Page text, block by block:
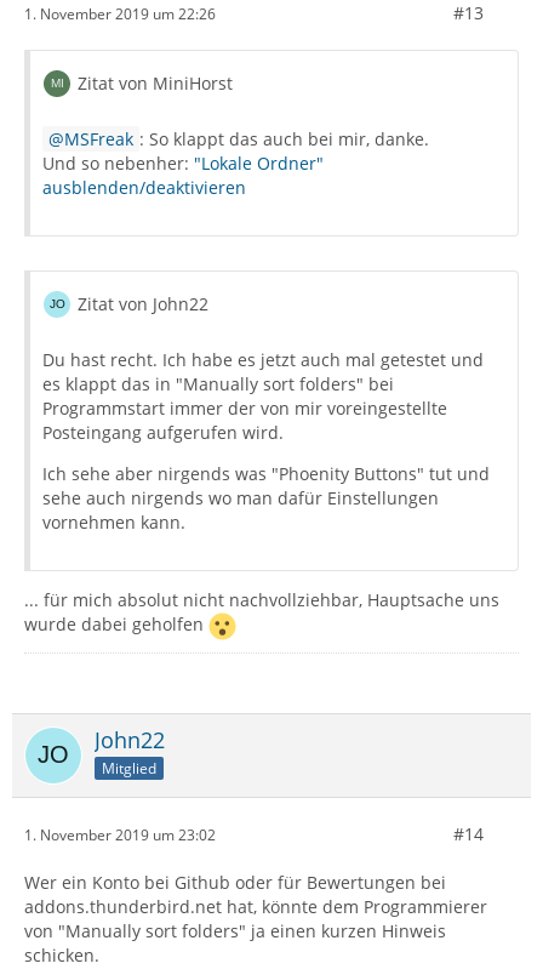
1. November 2019 um 22:26 #13
Zitat von MiniHorst
MSFreak : So klappt das auch bei mir, danke.
Und so nebenher: "Lokale Ordner"
ausblenden/deaktivieren
Zitat von John22
Du hast recht. Ich habe es jetzt auch mal getestet und
es klappt das in "Manually sort folders" bei
Programmstart immer der von mir voreingestellte
Posteingang aufgerufen wird.
Ich sehe aber nirgends was "Phoenity Buttons" tut und
sehe auch nirgends wo man dafür Einstellungen
vornehmen kann.
... für mich absolut nicht nachvollziehbar, Hauptsache uns
wurde dabei geholfen
John22
Mitglied
1. November 2019 um 23:02 #14
Wer ein Konto bei Github oder für Bewertungen bei
addons.thunderbird.net hat, könnte dem Programmierer
von "Manually sort folders" ja einen kurzen Hinweis
schicken.